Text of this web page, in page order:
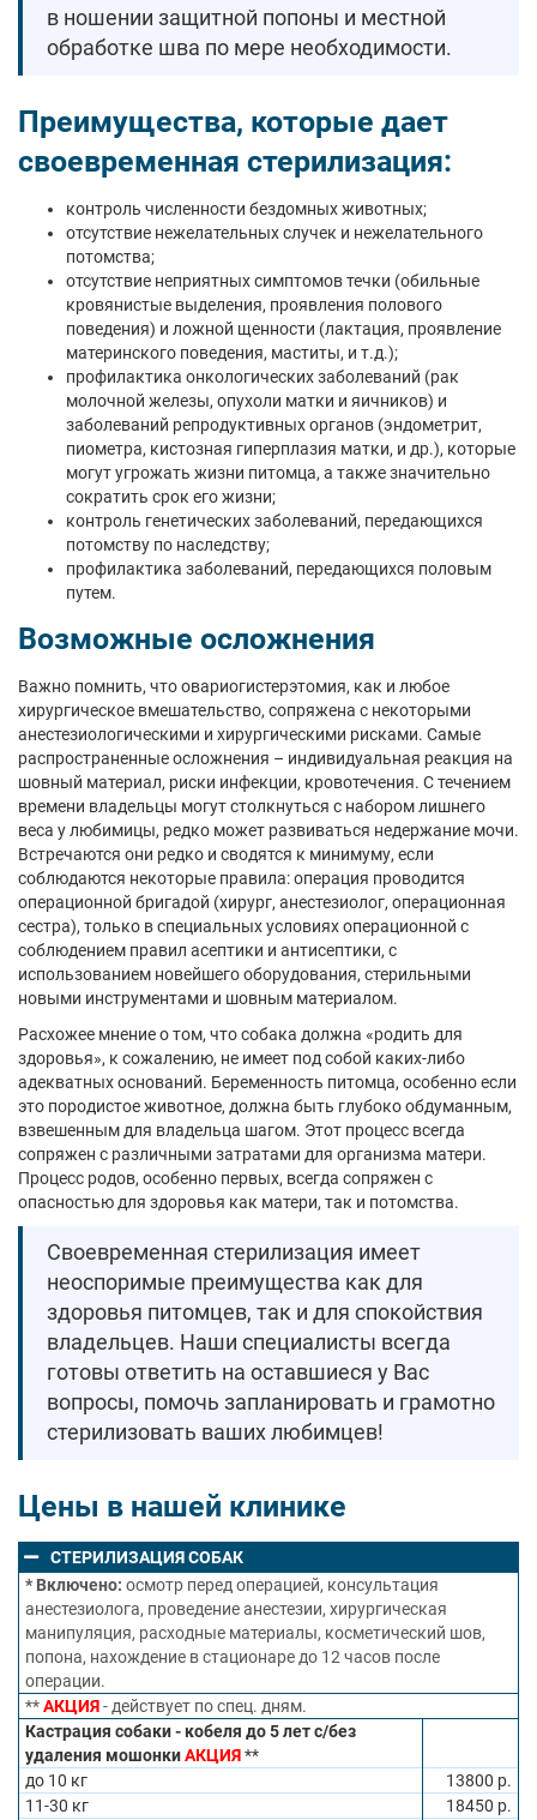
в ношении защитной попоны и местной
обработке шва по мере необходимости.
Преимущества, которые дает
своевременная стерилизация:
контроль численности бездомных животных;
отсутствие нежелательных случек и нежелательного
потомства;
отсутствие неприятных симптомов течки (обильные
кровянистые выделения, проявления полового
поведения) и ложной щенности (лактация, проявление
материнского поведения, маститы, и т.д.);
профилактика онкологических заболеваний (рак
молочной железы, опухоли матки и яичников) и
заболеваний репродуктивных органов (эндометрит,
пиометра, кистозная гиперплазия матки, и др.), которые
могут угрожать жизни питомца, а также значительно
сократить срок его жизни;
контроль генетических заболеваний, передающихся
потомству по наследству;
профилактика заболеваний, передающихся половым
путем.
Возможные осложнения
Важно помнить, что овариогистерэтомия, как и любое
хирургическое вмешательство, сопряжена с некоторыми
анестезиологическими и хирургическими рисками. Самые
распространенные осложнения – индивидуальная реакция на
шовный материал, риски инфекции, кровотечения. С течением
времени владельцы могут столкнуться с набором лишнего
веса у любимицы, редко может развиваться недержание мочи.
Встречаются они редко и сводятся к минимуму, если
соблюдаются некоторые правила: операция проводится
операционной бригадой (хирург, анестезиолог, операционная
сестра), только в специальных условиях операционной с
соблюдением правил асептики и антисептики, с
использованием новейшего оборудования, стерильными
новыми инструментами и шовным материалом.
Расхожее мнение о том, что собака должна «родить для
здоровья», к сожалению, не имеет под собой каких-либо
адекватных оснований. Беременность питомца, особенно если
это породистое животное, должна быть глубоко обдуманным,
взвешенным для владельца шагом. Этот процесс всегда
сопряжен с различными затратами для организма матери.
Процесс родов, особенно первых, всегда сопряжен с
опасностью для здоровья как матери, так и потомства.
Своевременная стерилизация имеет
неоспоримые преимущества как для
здоровья питомцев, так и для спокойствия
владельцев. Наши специалисты всегда
готовы ответить на оставшиеся у Вас
вопросы, помочь запланировать и грамотно
стерилизовать ваших любимцев!
Цены в нашей клинике
СТЕРИЛИЗАЦИЯ СОБАК
* Включено: осмотр перед операцией, консультация
анестезиолога, проведение анестезии, хирургическая
манипуляция, расходные материалы, косметический шов,
попона, нахождение в стационаре до 12 часов после
операции.
**АКЦИЯ- действует по спец. дням.
Кастрация собаки - кобеля до 5 лет с/без
удаления мошонкиАКЦИЯ**
до 10 кг
13800 р.
11-30 кг
18450 р.